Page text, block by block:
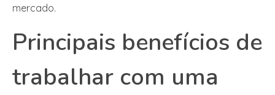
mercado.
Principais benefícios de
trabalhar com uma